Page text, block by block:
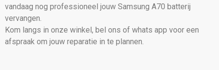
vandaag nog professioneel jouw Samsung A70 batterij
vervangen.
Kom langs in onze winkel, bel ons of whats app voor een
afspraak om jouw reparatie in te plannen.